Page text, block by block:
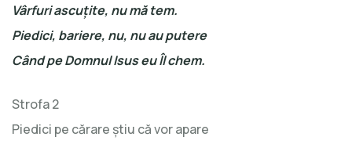
Vârfuri ascuţite, nu mă tem.
Piedici, bariere, nu, nu au putere
Când pe Domnul Isus eu Îl chem.
Strofa 2
Piedici pe cărare ştiu că vor apare